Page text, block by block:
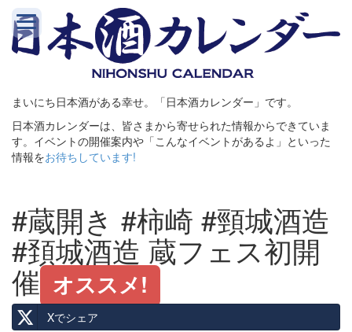
まいにち日本酒がある幸せ。「日本酒カレンダー」です。
日本酒カレンダーは、皆さまから寄せられた情報からできていま
す。イベントの開催案内や「こんなイベントがあるよ」といった
情報をお待ちしています!
#蔵開き #柿崎 #頸城酒造
#頚城酒造 蔵フェス初開
催 オススメ!
Xでシェア